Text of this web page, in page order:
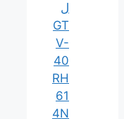
ل
GT
V-
40
RH
61
4N